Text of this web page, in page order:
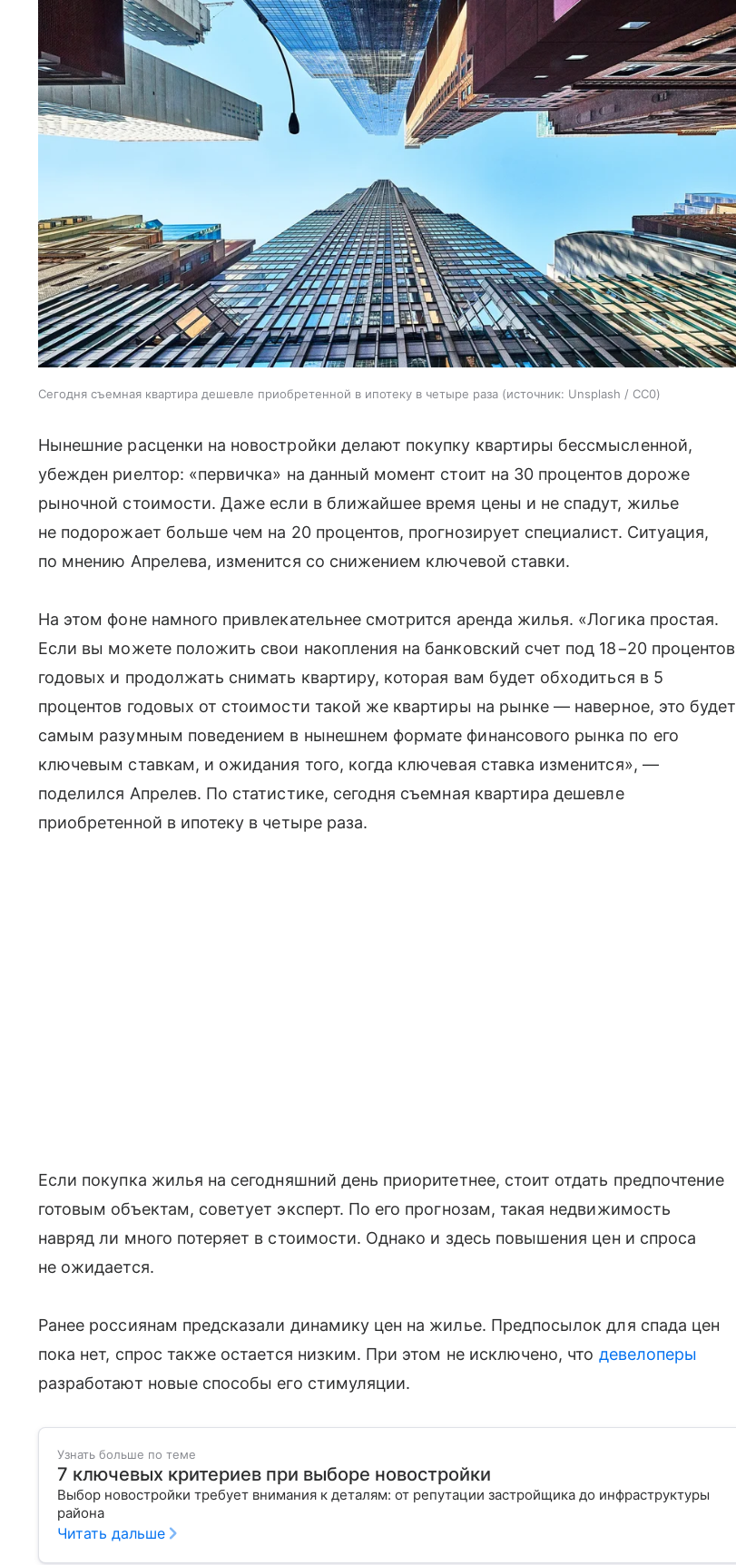
Сегодня съемная квартира дешевле приобретенной в ипотеку в четыре раза источник: Unsplash / CC0
Нынешние расценки на новостройки делают покупку квартиры бессмысленной,
убежден риелтор: «первичка» на данный момент стоит на 30 процентов дороже
рыночной стоимости. Даже если в ближайшее время цены и не спадут, жилье
не подорожает больше чем на 20 процентов, прогнозирует специалист. Ситуация,
по мнению Апрелева, изменится со снижением ключевой ставки.
На этом фоне намного привлекательнее смотрится аренда жилья. «Логика простая.
Если вы можете положить свои накопления на банковский счет под 18−20 процентов
годовых и продолжать снимать квартиру, которая вам будет обходиться в 5
процентов годовых от стоимости такой же квартиры на рынке — наверное, это будет
самым разумным поведением в нынешнем формате финансового рынка по его
ключевым ставкам, и ожидания того, когда ключевая ставка изменится», —
поделился Апрелев. По статистике, сегодня съемная квартира дешевле
приобретенной в ипотеку в четыре раза.
Если покупка жилья на сегодняшний день приоритетнее, стоит отдать предпочтение
готовым объектам, советует эксперт. По его прогнозам, такая недвижимость
навряд ли много потеряет в стоимости. Однако и здесь повышения цен и спроса
не ожидается.
Ранее россиянам предсказали динамику цен на жилье. Предпосылок для спада цен
пока нет, спрос также остается низким. При этом не исключено, что девелоперы
разработают новые способы его стимуляции.
Узнать больше по теме
7 ключевых критериев при выборе новостройки
Выбор новостройки требует внимания к деталям: от репутации застройщика до инфраструктуры
района
Читать дальше